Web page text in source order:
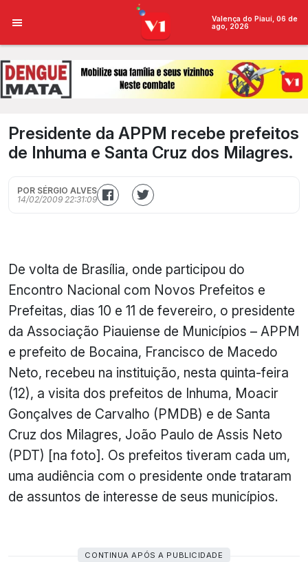
Valença do Piauí, 06 de
ago, 2026
Presidente da APPM recebe prefeitos
de Inhuma e Santa Cruz dos Milagres.
POR SÉRGIO ALVES
14/02/2009 22:31:09
De volta de Brasília, onde participou do
Encontro Nacional com Novos Prefeitos e
Prefeitas, dias 10 e 11 de fevereiro, o presidente
da Associação Piauiense de Municípios – APPM
e prefeito de Bocaina, Francisco de Macedo
Neto, recebeu na instituição, nesta quinta-feira
(12), a visita dos prefeitos de Inhuma, Moacir
Gonçalves de Carvalho (PMDB) e de Santa
Cruz dos Milagres, João Paulo de Assis Neto
(PDT) [na foto]. Os prefeitos tiveram cada um,
uma audiência com o presidente onde trataram
de assuntos de interesse de seus municípios.
CONTINUA APÓS A PUBLICIDADE